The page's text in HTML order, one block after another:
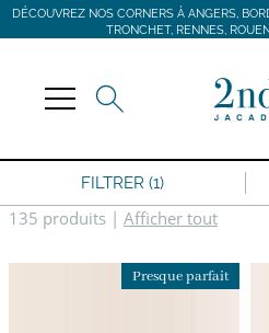
DÉCOUVREZ NOS CORNERS À ANGERS,
TRONCHET, RENNES,
DÉCOUVREZ NOS CORNERS À ANGERS,
TRONCHET, RENNES,
FILTRER (1)
135 produits | Afficher tout
Presque parfait